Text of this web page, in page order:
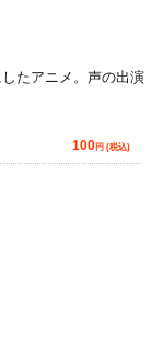
たアニメ。声の出演
100円 (税込)